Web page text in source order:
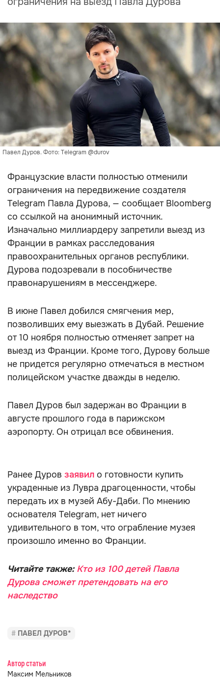
Павел Дуров. Фото: Telegram @durov
Французские власти полностью отменили
ограничения на передвижение создателя
Telegram Павла Дурова, — сообщает Bloomberg
со ссылкой на анонимный источник.
Изначально миллиардеру запретили выезд из
Франции в рамках расследования
правоохранительных органов республики.
Дурова подозревали в пособничестве
правонарушениям в мессенджере.
В июне Павел добился смягчения мер,
позволивших ему выезжать в Дубай. Решение
от 10 ноября полностью отменяет запрет на
выезд из Франции. Кроме того, Дурову больше
не придется регулярно отмечаться в местном
полицейском участке дважды в неделю.
Павел Дуров был задержан во Франции в
августе прошлого года в парижском
аэропорту. Он отрицал все обвинения.
Ранее Дуров заявил о готовности купить
украденные из Лувра драгоценности, чтобы
передать их в музей Абу-Даби. По мнению
основателя Telegram, нет ничего
удивительного в том, что ограбление музея
произошло именно во Франции.
Читайте также: Кто из 100 детей Павла
Дурова сможет претендовать на его
наследство
ПАВЕЛ ДУРОВ*
Автор статьи
Максим Мельников